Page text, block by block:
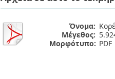
Όνομα:
Μέγεθος:
Μορφότυπο: PDF